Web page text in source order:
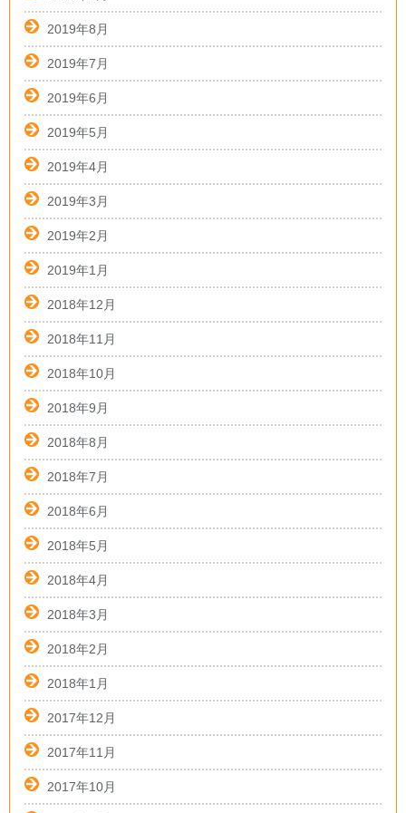
2019年8月
2019年7月
2019年6月
2019年5月
2019年4月
2019年3月
2019年2月
2019年1月
2018年12月
2018年11月
2018年10月
2018年9月
2018年8月
2018年7月
2018年6月
2018年5月
2018年4月
2018年3月
2018年2月
2018年1月
2017年12月
2017年11月
2017年10月